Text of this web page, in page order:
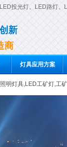
LED投光灯、 LED路灯、
新
商
灯具应用方案
明灯具,LED工矿灯,工